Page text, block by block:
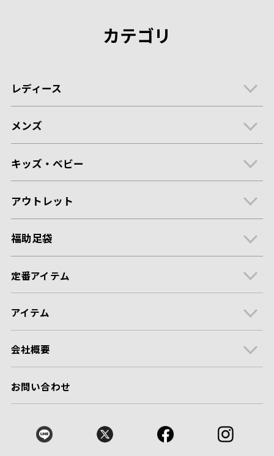
カテゴリ
レディース
メンズ
キッズ・ベビー
アウトレット
福助足袋
定番アイテム
アイテム
会社概要
お問い合わせ